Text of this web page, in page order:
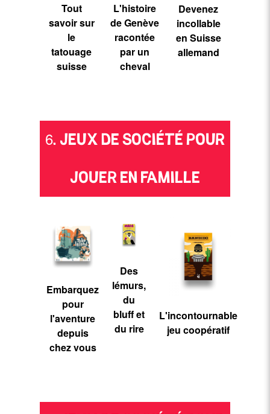
Tout
savoir sur
le
tatouage
suisse
L'histoire
de Genève
racontée
par un
cheval
Devenez
incollable
en Suisse
allemand
6. JEUX DE SOCIÉTÉ POUR
JOUER EN FAMILLE
Embarquez
pour
l'aventure
depuis
chez vous
Des
lémurs,
du
bluff et
du rire
L'incontournable
jeu coopératif